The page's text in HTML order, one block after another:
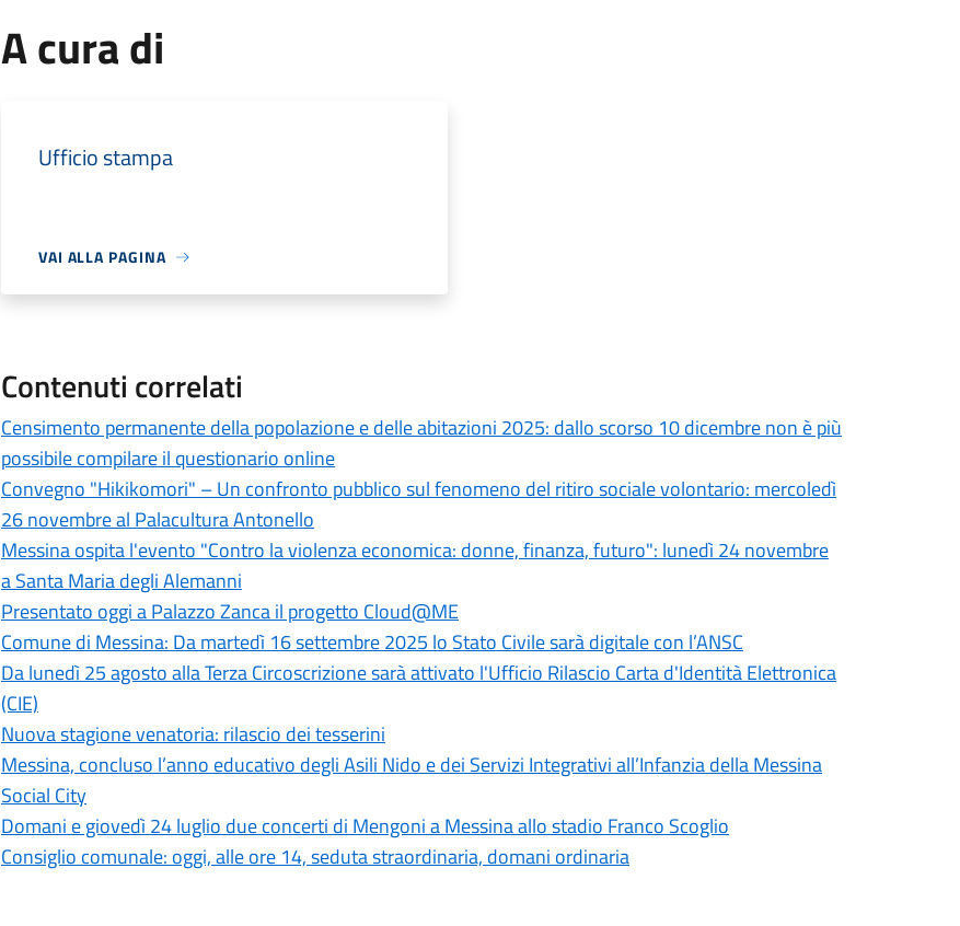
A cura di
Ufficio stampa
VAI ALLA PAGINA
Contenuti correlati
Censimento permanente della popolazione e delle abitazioni 2025: dallo scorso 10 dicembre non è più
possibile compilare il questionario online
Convegno "Hikikomori" – Un confronto pubblico sul fenomeno del ritiro sociale volontario: mercoledì
26 novembre al Palacultura Antonello
Messina ospita l'evento "Contro la violenza economica: donne, finanza, futuro": lunedì 24 novembre
a Santa Maria degli Alemanni
Presentato oggi a Palazzo Zanca il progetto Cloud@ME
Comune di Messina: Da martedì 16 settembre 2025 lo Stato Civile sarà digitale con l’ANSC
Da lunedì 25 agosto alla Terza Circoscrizione sarà attivato l'Ufficio Rilascio Carta d'Identità Elettronica
(CIE)
Nuova stagione venatoria: rilascio dei tesserini
Messina, concluso l’anno educativo degli Asili Nido e dei Servizi Integrativi all’Infanzia della Messina
Social City
Domani e giovedì 24 luglio due concerti di Mengoni a Messina allo stadio Franco Scoglio
Consiglio comunale: oggi, alle ore 14, seduta straordinaria, domani ordinaria